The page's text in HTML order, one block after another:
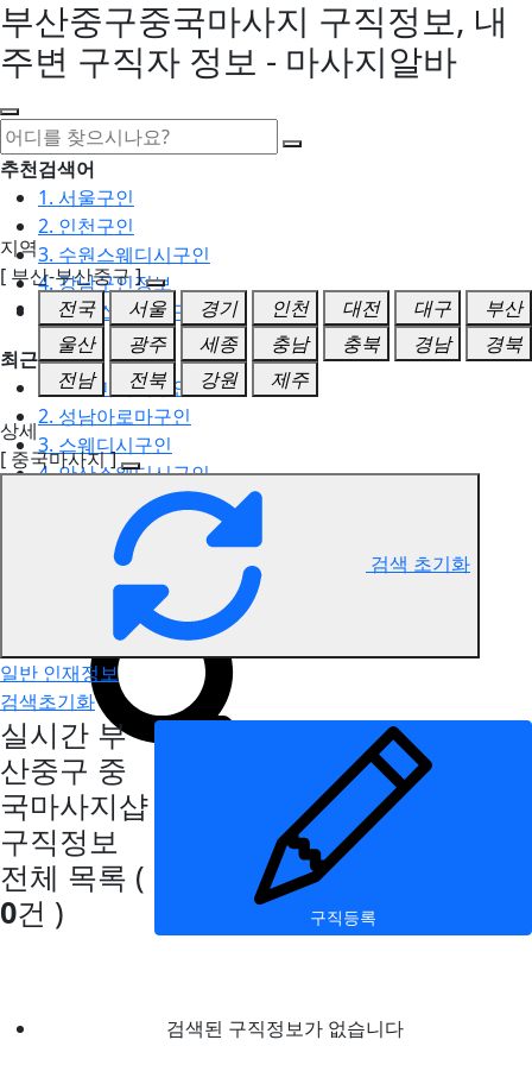
부산중구중국마사지 구직정보, 내
주변 구직자 정보 - 마사지알바
추천검색어
1. 서울구인
2. 인천구인
3. 수원스웨디시구인
4. 강남구인정보
5. 동탄스웨디시구인
최근검색어
1. 일산마사지구인
2. 성남아로마구인
3. 스웨디시구인
4. 안산스웨디시구인
5. 아로마구인
부산중구 중국마사지 구직정보
지역
[ 부산-부산중구 ]
전국
서울 경기 인천 대전 대구
부산
울산
광주 세종 충남 충북 경남
경북
전남
전북 강원
제주
상세
[ 중국마사지 ]
검색 초기화
일반 인재정보
검색초기화
실시간 부
산중구 중
국마사지샵
구직정보
전체 목록 (
0건 ) 구직등록
검색된 구직정보가 없습니다